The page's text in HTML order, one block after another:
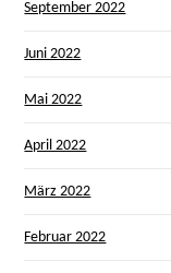
September 2022
Juni 2022
Mai 2022
April 2022
März 2022
Februar 2022